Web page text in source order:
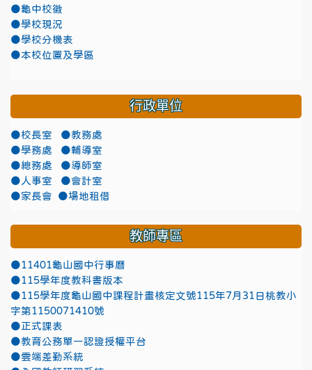
●龜中校徽
●學校現況
●學校分機表
●本校位置及學區
行政單位
●校長室
●教務處
●學務處
●輔導室
●總務處
●導師室
●人事室
●會計室
●家長會
●場地租借
教師專區
●11401龜山國中行事曆
●115學年度教科書版本
●115學年度龜山國中課程計畫核定文號115年7月31日桃教小
字第1150071410號
●正式課表
●教育公務單一認證授權平台
●雲端差勤系統